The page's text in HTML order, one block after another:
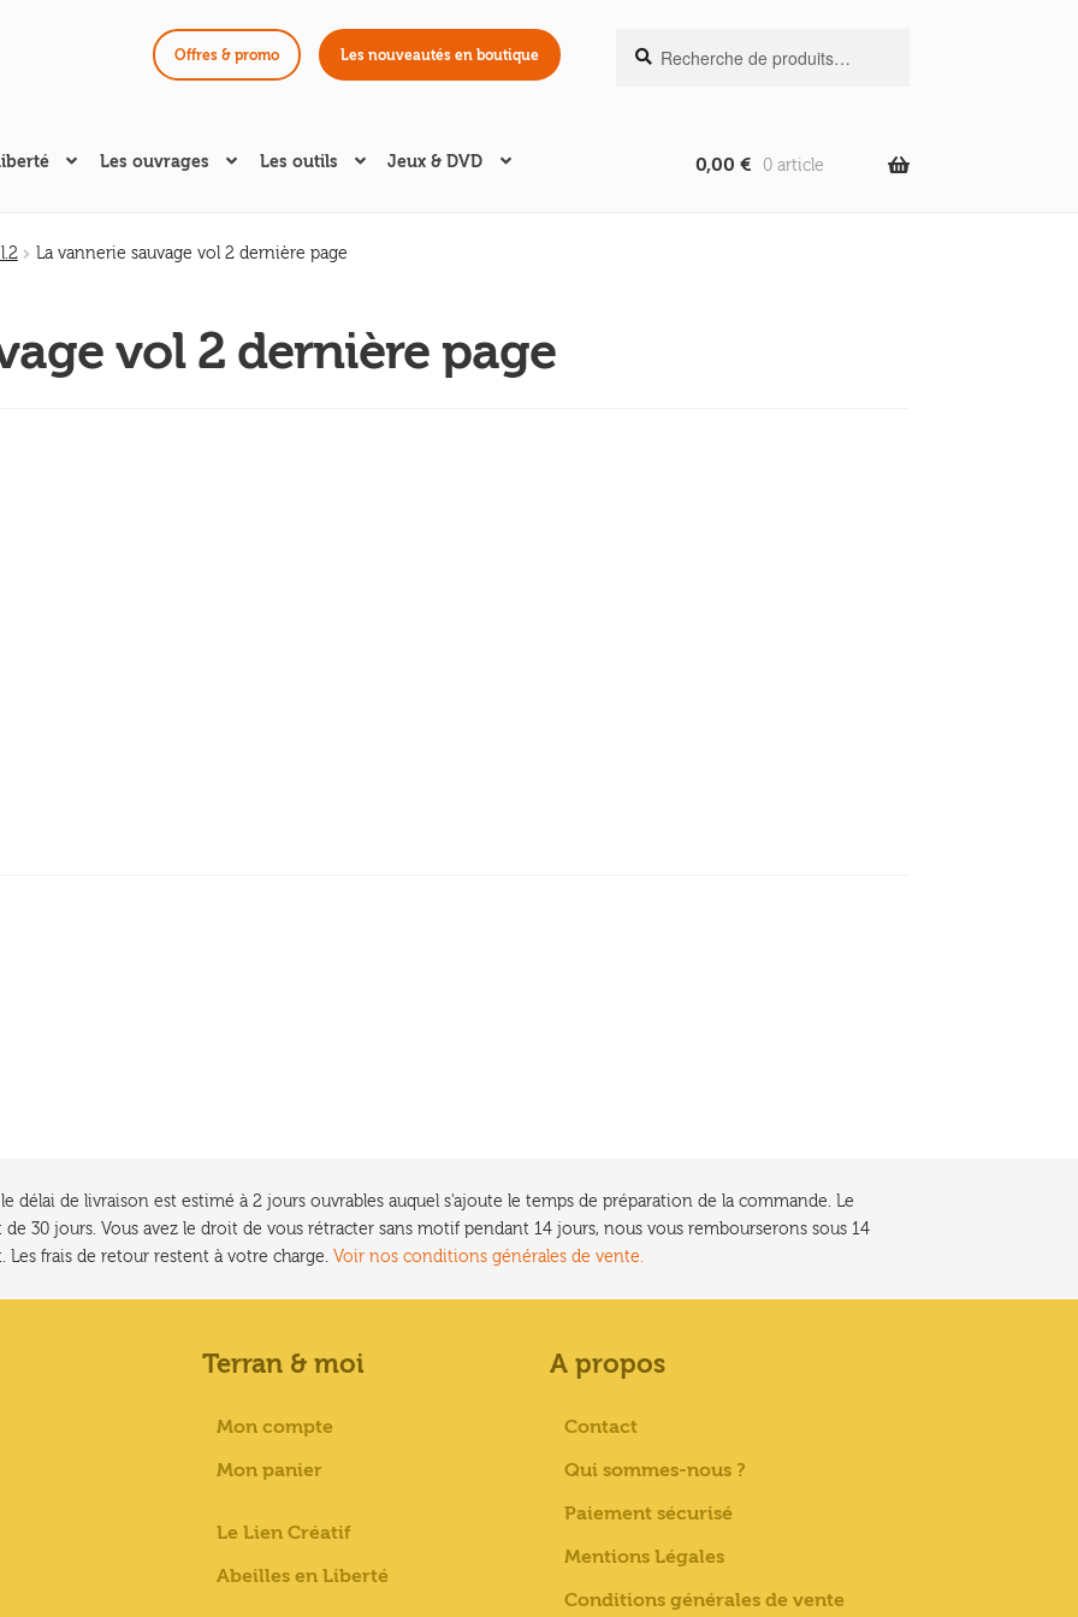
Offres & promo Les nouveautés en boutique
pour :
Recherche
Les ouvrages Les outils Jeux & DVD 0,00 € 0 article
La vannerie sauvage vol 2 dernière page
vol 2 dernière page
délai de livraison est estimé à 2 jours ouvrables auquel s'ajoute le temps de préparation de la commande. Le
30 jours. Vous avez le droit de vous rétracter sans motif pendant 14 jours, nous vous rembourserons sous 14
frais de retour restent à votre charge. Voir nos conditions générales de vente.
Terran & moi
Mon compte
Mon panier
Le Lien Créatif
Abeilles en Liberté
A propos
Contact
Qui sommes-nous ?
Paiement sécurisé
Mentions Légales
Conditions générales de vente